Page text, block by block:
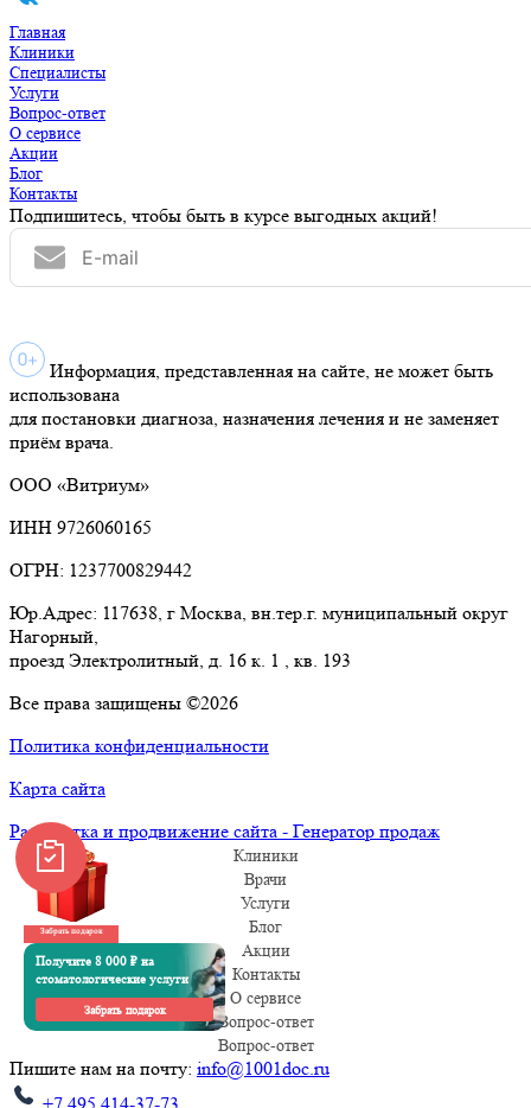
Главная
Клиники
Специалисты
Услуги
Вопрос-ответ
О сервисе
Акции
Блог
Контакты
Подпишитесь, чтобы быть в курсе выгодных акций!
Информация, представленная на сайте, не может быть
использована
для постановки диагноза, назначения лечения и не заменяет
приём врача.
ООО «Витриум»
ИНН 9726060165
ОГРН: 1237700829442
Юр.Адрес: 117638, г Москва, вн.тер.г. муниципальный округ
Нагорный,
проезд Электролитный, д. 16 к. 1 , кв. 193
Все права защищены ©2026
Политика конфиденциальности
Карта сайта
Разработка и продвижение сайта - Генератор продаж
Клиники
Врачи
Услуги
Блог
Акции
Контакты
О сервисе
Вопрос-ответ
Вопрос-ответ
Пишите нам на почту: info@1001doc.ru
Забрать подарок
Получите 8 000 ₽ на
стоматологические услуги
Забрать подарок